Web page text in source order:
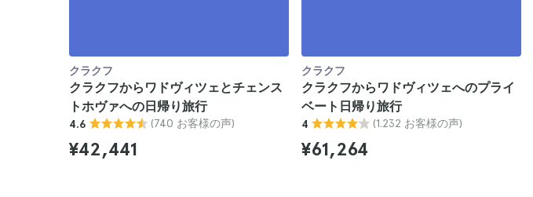
クラクフ
クラクフからワドヴィツェとチェンス
トホヴァへの日帰り旅行
4.6 (740 お客様の声)
¥42,441
クラクフ
クラクフからワドヴィツェへのプライ
ベート日帰り旅行
4 (1.232 お客様の声)
¥61,264